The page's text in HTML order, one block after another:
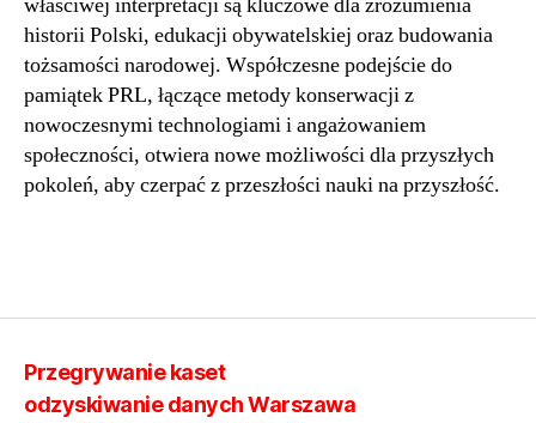
historii Polski, edukacji obywatelskiej oraz budowania
tożsamości narodowej. Współczesne podejście do
pamiątek PRL, łączące metody konserwacji z
nowoczesnymi technologiami i angażowaniem
społeczności, otwiera nowe możliwości dla przyszłych
pokoleń, aby czerpać z przeszłości nauki na przyszłość.
Przegrywanie kaset
odzyskiwanie danych Warszawa